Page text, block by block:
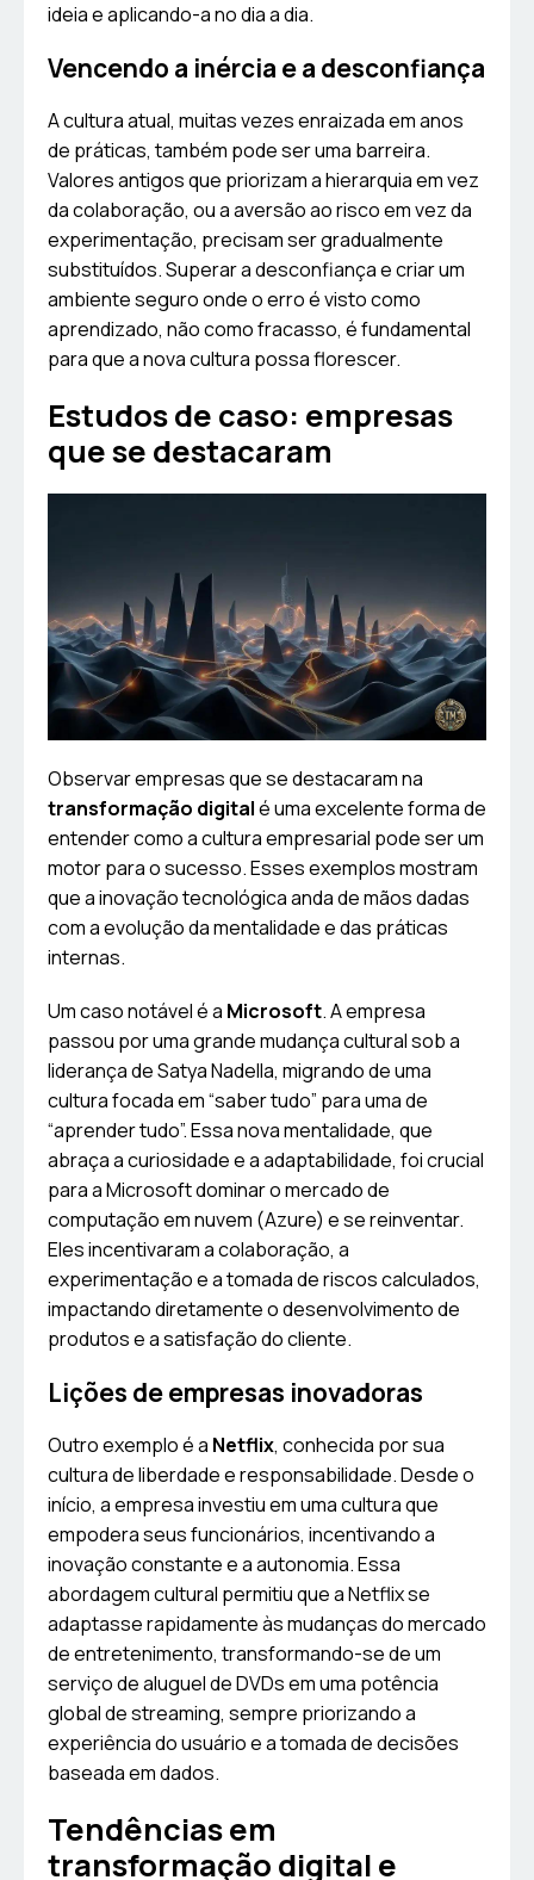
ideia e aplicando-a no dia a dia.
Vencendo a inércia e a desconfiança
A cultura atual, muitas vezes enraizada em anos
de práticas, também pode ser uma barreira.
Valores antigos que priorizam a hierarquia em vez
da colaboração, ou a aversão ao risco em vez da
experimentação, precisam ser gradualmente
substituídos. Superar a desconfiança e criar um
ambiente seguro onde o erro é visto como
aprendizado, não como fracasso, é fundamental
para que a nova cultura possa florescer.
Estudos de caso: empresas
que se destacaram
Observar empresas que se destacaram na
transformação digitalé uma excelente forma de
entender como a cultura empresarial pode ser um
motor para o sucesso. Esses exemplos mostram
que a inovação tecnológica anda de mãos dadas
com a evolução da mentalidade e das práticas
internas.
Um caso notável é a Microsoft. A empresa
passou por uma grande mudança cultural sob a
liderança de Satya Nadella, migrando de uma
cultura focada em “saber tudo” para uma de
“aprender tudo”. Essa nova mentalidade, que
abraça a curiosidade e a adaptabilidade, foi crucial
para a Microsoft dominar o mercado de
computação em nuvem (Azure) e se reinventar.
Eles incentivaram a colaboração, a
experimentação e a tomada de riscos calculados,
impactando diretamente o desenvolvimento de
produtos e a satisfação do cliente.
Lições de empresas inovadoras
Outro exemplo é a Netflix, conhecida por sua
cultura de liberdade e responsabilidade. Desde o
início, a empresa investiu em uma cultura que
empodera seus funcionários, incentivando a
inovação constante e a autonomia. Essa
abordagem cultural permitiu que a Netflix se
adaptasse rapidamente às mudanças do mercado
de entretenimento, transformando-se de um
serviço de aluguel de DVDs em uma potência
global de streaming, sempre priorizando a
experiência do usuário e a tomada de decisões
baseada em dados.
Tendências em
transformação digital e